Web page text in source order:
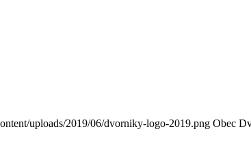
uploads/2019/06/dvorniky-logo-2019.png Obec